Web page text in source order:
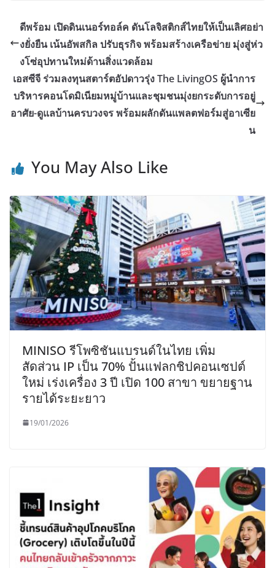
ดีพร้อม เปิดดินเนอร์ทอล์ค ดันโลจิสติกส์ไทยให้เป็นเลิศอย่า
งยั่งยืน เน้นอัพสกิล ปรับธุรกิจ พร้อมสร้างเครือข่าย มุ่งสู่ห่ว
งโซ่อุปทานใหม่ด้านสิ่งแวดล้อม
เอสซีจี ร่วมลงทุนสตาร์ตอัปดาวรุ่ง The LivingOS ผู้นำการ
บริหารคอนโดมิเนียมหมู่บ้านและชุมชนมุ่งยกระดับการอยู่
อาศัย-ดูแลบ้านครบวงจร พร้อมผลักดันแพลตฟอร์มสู่อาเซีย
น
You May Also Like
MINISO รีโพซิชันแบรนด์ในไทย เพิ่ม
สัดส่วน IP เป็น 70% ปั้นแฟลกชิปคอนเซปต์
ใหม่ เร่งเครื่อง 3 ปี เปิด 100 สาขา ขยายฐาน
รายได้ระยะยาว
19/01/2026